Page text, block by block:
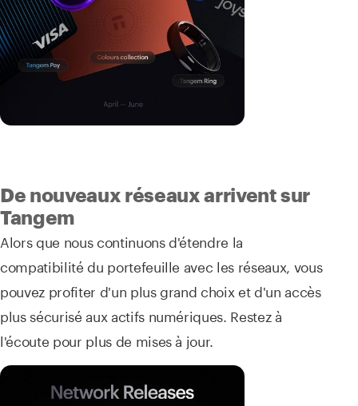
De nouveaux réseaux arrivent sur
Tangem
Alors que nous continuons d'étendre la
compatibilité du portefeuille avec les réseaux, vous
pouvez profiter d'un plus grand choix et d'un accès
plus sécurisé aux actifs numériques. Restez à
l'écoute pour plus de mises à jour.